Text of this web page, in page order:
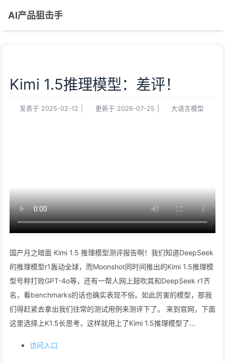
AI产品狙击手
Kimi 1.5推理模型：差评！
发表于 2025-02-12 更新于 2026-07-25 大语言模型
国产月之暗面 Kimi 1.5 推理模型测评报告啊！我们知道DeepSeek
的推理模型r1轰动全球，而Moonshot同时间推出的Kimi 1.5推理模
型号称打败GPT-4o等，还有一帮人网上鼓吹其和DeepSeek r1齐
名，看benchmarks的话也确实表现不俗。如此厉害的模型，那我
们得赶紧去拿出我们往常的测试用例来测评下了。 来到官网，下面
这里选择上K1.5长思考，这样就用上了Kimi 1.5推理模型了…
访问入口